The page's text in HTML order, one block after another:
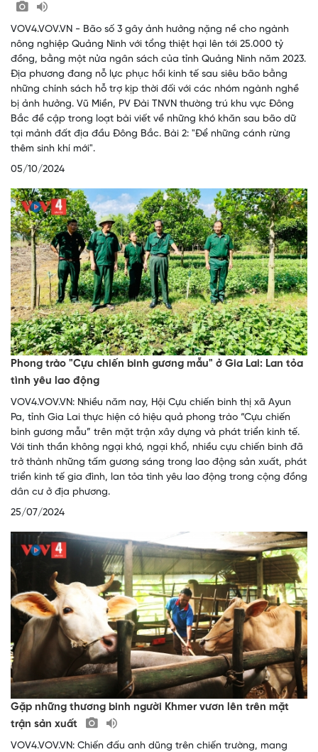
VOV4.VOV.VN - Bão số 3 gây ảnh hưởng nặng nề cho ngành
nông nghiệp Quảng Ninh với tổng thiệt hại lên tới 25.000 tỷ
đồng, bằng một nửa ngân sách của tỉnh Quảng Ninh năm 2023.
Địa phương đang nỗ lực phục hồi kinh tế sau siêu bão bằng
những chính sách hỗ trợ kịp thời đối với các nhóm ngành nghề
bị ảnh hưởng. Vũ Miền, PV Đài TNVN thường trú khu vực Đông
Bắc đề cập trong loạt bài viết về những khó khăn sau bão dữ
tại mảnh đất địa đầu Đông Bắc. Bài 2: "Để những cánh rừng
thêm sinh khí mới".
05/10/2024
Phong trào "Cựu chiến binh gương mẫu" ở Gia Lai: Lan tỏa
tình yêu lao động
VOV4.VOV.VN: Nhiều năm nay, Hội Cựu chiến binh thị xã Ayun
Pa, tỉnh Gia Lai thực hiện có hiệu quả phong trào “Cựu chiến
binh gương mẫu” trên mặt trận xây dựng và phát triển kinh tế.
Với tinh thần không ngại khó, ngại khổ, nhiều cựu chiến binh đã
trở thành những tấm gương sáng trong lao động sản xuất, phát
triển kinh tế gia đình, lan tỏa tình yêu lao động trong cộng đồng
dân cư ở địa phương.
25/07/2024
Gặp những thương binh người Khmer vươn lên trên mặt
trận sản xuất
VOV4.VOV.VN: Chiến đấu anh dũng trên chiến trường, mang